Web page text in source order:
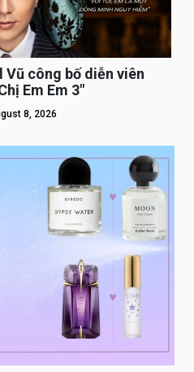
Vũ công bố diễn viên
Em Em 3″
8, 2026